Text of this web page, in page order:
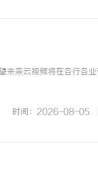
未来云视频将在各行各
时间：2026-08-05